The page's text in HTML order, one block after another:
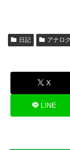
日記 アナロ
X
LINE